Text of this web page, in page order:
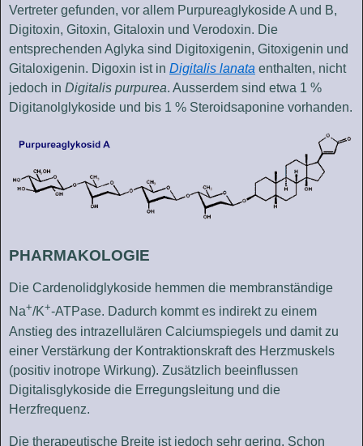
Vertreter gefunden, vor allem Purpureaglykoside A und B,
Digitoxin, Gitoxin, Gitaloxin und Verodoxin. Die
entsprechenden Aglyka sind Digitoxigenin, Gitoxigenin und
Gitaloxigenin. Digoxin ist in Digitalis lanata enthalten, nicht
jedoch in Digitalis purpurea. Ausserdem sind etwa 1 %
Digitanolglykoside und bis 1 % Steroidsaponine vorhanden.
PHARMAKOLOGIE
Die Cardenolidglykoside hemmen die membranständige
Na+/K+-ATPase. Dadurch kommt es indirekt zu einem
Anstieg des intrazellulären Calciumspiegels und damit zu
einer Verstärkung der Kontraktionskraft des Herzmuskels
(positiv inotrope Wirkung). Zusätzlich beeinflussen
Digitalisglykoside die Erregungsleitung und die
Herzfrequenz.
Die therapeutische Breite ist jedoch sehr gering. Schon